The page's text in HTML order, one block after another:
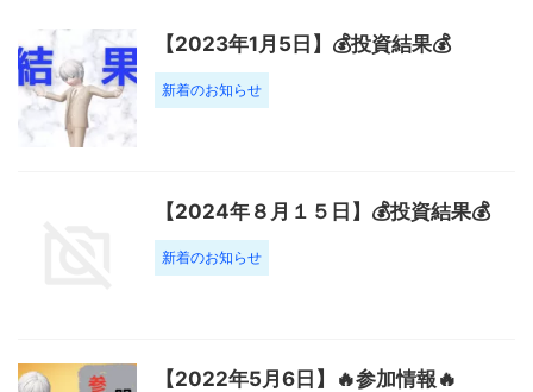
【2023年1月5日】💰投資結果💰
新着のお知らせ
【2024年８月１５日】💰投資結果💰
新着のお知らせ
【2022年5月6日】🔥参加情報🔥